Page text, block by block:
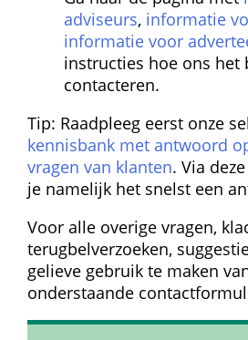
adviseurs, informatie
informatie voor
instructies hoe ons het
contacteren.
Tip: Raadpleeg eerst onze
kennisbank met antwoord
vragen van klanten. Via
je namelijk het snelst een
Voor alle overige vragen,
terugbelverzoeken,
gelieve gebruik te maken
onderstaande